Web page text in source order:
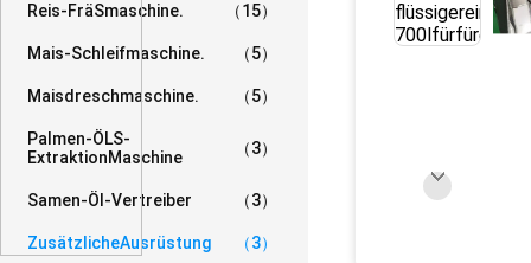
Reis-Frä​​smaschine. （15）
Mais-Schleifmaschine. （5）
Maisdreschmaschine. （5）
Palmen-ÖLS-
ExtraktionMaschine
（3）
Samen-Öl-Vertreiber （3）
ZusätzlicheAusrüstung （3）